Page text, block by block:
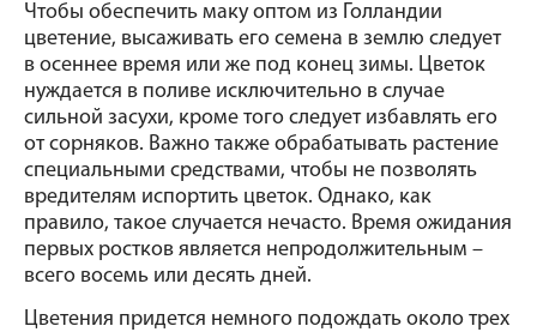
Чтобы обеспечить маку оптом из Голландии
цветение, высаживать его семена в землю следует
в осеннее время или же под конец зимы. Цветок
нуждается в поливе исключительно в случае
сильной засухи, кроме того следует избавлять его
от сорняков. Важно также обрабатывать растение
специальными средствами, чтобы не позволять
вредителям испортить цветок. Однако, как
правило, такое случается нечасто. Время ожидания
первых ростков является непродолжительным –
всего восемь или десять дней.
Цветения придется немного подождать около трех